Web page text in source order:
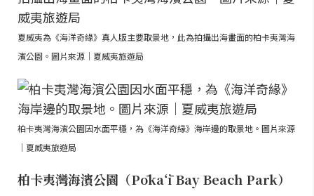
夏威夷為《海洋奇緣》真人版主要取景地，此為拍攝出海畫面的柏卡夷灣海
濱公園。圖片來源｜夏威夷旅遊局
柏卡夷灣海濱公園因水面平穩，為《海洋奇緣》海岸邊的取景地。圖片來源
｜夏威夷旅遊局
柏卡夷灣海濱公園（Pōkaʻī Bay Beach Park）